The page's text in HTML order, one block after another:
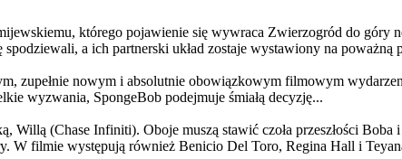
którego pojawienie się wywraca Zwierzogród do góry
a ich partnerski układ zostaje wystawiony na poważną
zupełnie nowym i absolutnie obowiązkowym filmowym
wyzwania, SpongeBob podejmuje śmiałą decyzję...
(Chase Infiniti). Oboje muszą stawić czoła przeszłości Boba
W filmie występują również Benicio Del Toro, Regina Hall i